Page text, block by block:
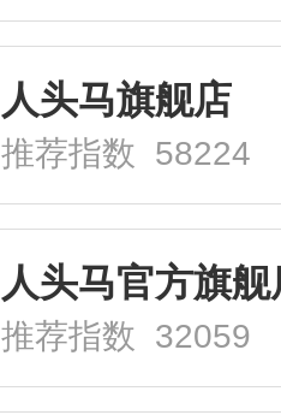
人头马旗舰店
推荐指数 58224
人头马官方旗舰
推荐指数 32059